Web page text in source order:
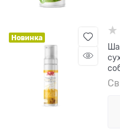
Новинка